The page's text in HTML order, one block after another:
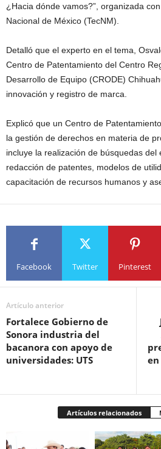
¿Hacia dónde vamos?”, organizada
Nacional de México (TecNM).
Detalló que el experto en el tema,
Centro de Patentamiento del Centro
Desarrollo de Equipo (CRODE)
innovación y registro de marca.
Explicó que un Centro de
la gestión de derechos en materia de
incluye la realización de búsquedas del
redacción de patentes, modelos de
capacitación de recursos humanos y
Facebook Twitter Pinterest
Artículo anterior
Fortalece Gobierno de
Sonora industria del
bacanora con apoyo de
universidades: UTS
en
Artículos relacionados